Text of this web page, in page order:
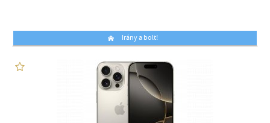
Irány a bolt!